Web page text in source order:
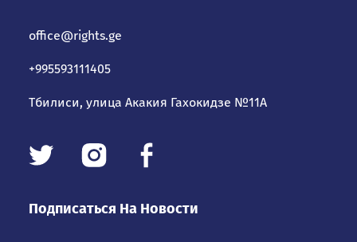
office@rights.ge
+995593111405
Тбилиси, улица Акакия Гахокидзе №11А
Подписаться На Новости